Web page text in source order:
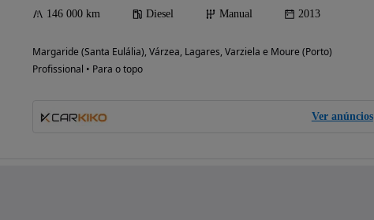
146 000 km Diesel Manual 2013
Margaride (Santa Eulália), Várzea, Lagares, Varziela e Moure (Porto)
Profissional • Para o topo
Ver anúncios